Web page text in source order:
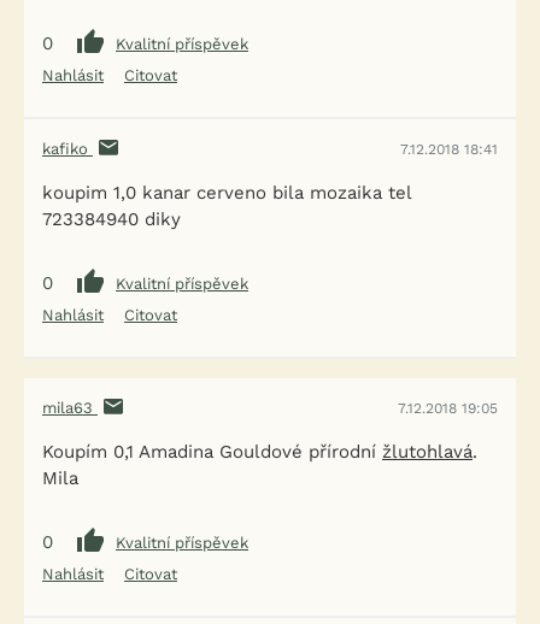
0
Kvalitní příspěvek
Nahlásit
Citovat
kafiko 7.12.2018 18:41
koupim 1,0 kanar cerveno bila mozaika tel
723384940 diky
0
Kvalitní příspěvek
Nahlásit
Citovat
mila63 7.12.2018 19:05
Koupím 0,1 Amadina Gouldové přírodní žlutohlavá.
Mila
0
Kvalitní příspěvek
Nahlásit
Citovat